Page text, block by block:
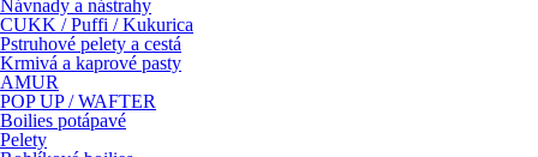
Návnady a nástrahy
CUKK / Puffi / Kukurica
Pstruhové pelety a cestá
Krmivá a kaprové pasty
AMUR
POP UP / WAFTER
Boilies potápavé
Pelety